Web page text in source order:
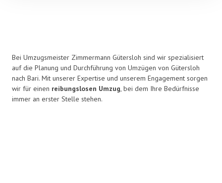
Bei Umzugsmeister Zimmermann Gütersloh sind wir spezialisiert
auf die Planung und Durchführung von Umzügen von Gütersloh
nach Bari. Mit unserer Expertise und unserem Engagement sorgen
wir für einen reibungslosen Umzug, bei dem Ihre Bedürfnisse
immer an erster Stelle stehen.